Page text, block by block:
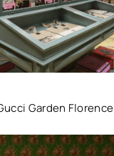
Garden Florence